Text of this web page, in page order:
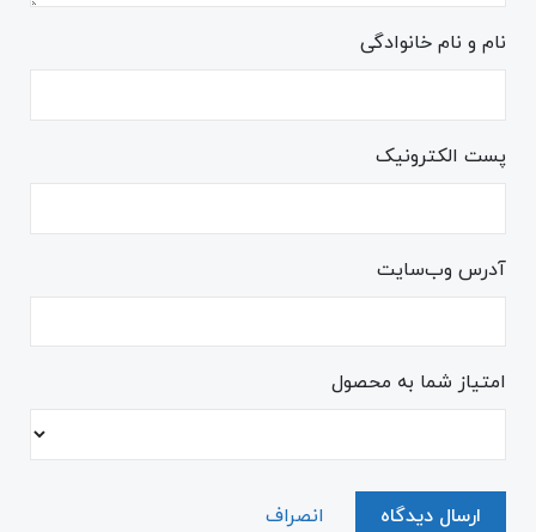
نام و نام خانوادگی
پست الکترونیک
آدرس وب‌سایت
امتیاز شما به محصول
ارسال دیدگاه انصراف